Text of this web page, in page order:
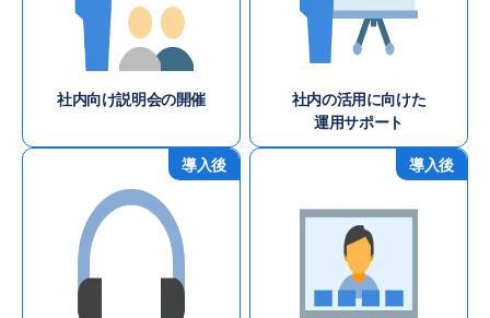
社内向け説明会の開催
社内の活用に向けた
運用サポート
導入後
導入後